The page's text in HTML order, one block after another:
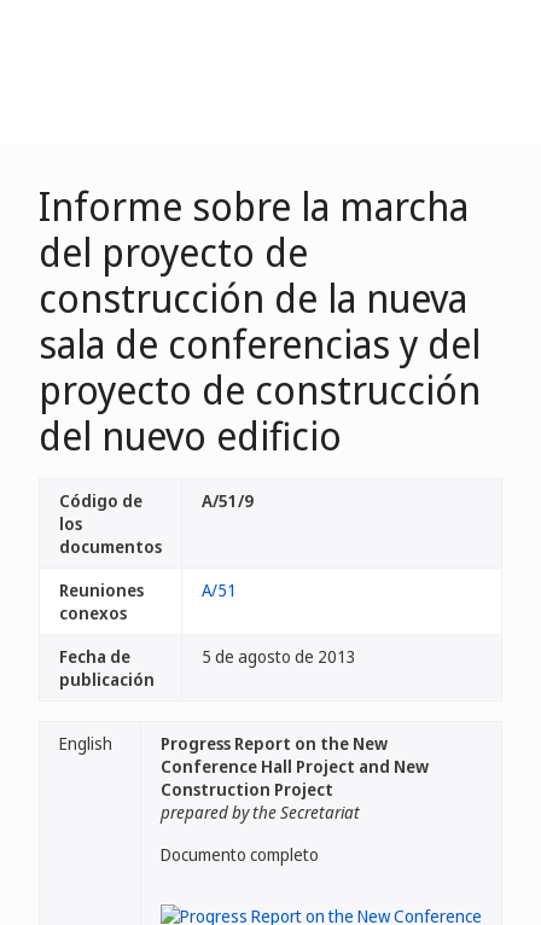
Informe sobre la marcha
del proyecto de
construcción de la nueva
sala de conferencias y del
proyecto de construcción
del nuevo edificio
Código de
los
documentos
A/51/9
Reuniones
conexos
A/51
Fecha de
publicación
5 de agosto de 2013
English
Progress Report on the New
Conference Hall Project and New
Construction Project
prepared by the Secretariat
Documento completo